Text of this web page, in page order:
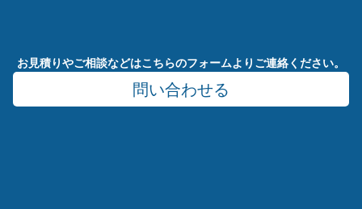
お見積りやご相談などはこちらのフォームよりご連絡ください。
問い合わせる